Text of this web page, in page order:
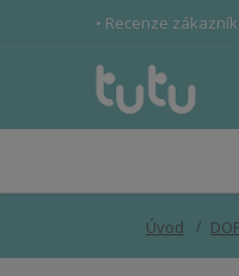
• Recenze
Úvod